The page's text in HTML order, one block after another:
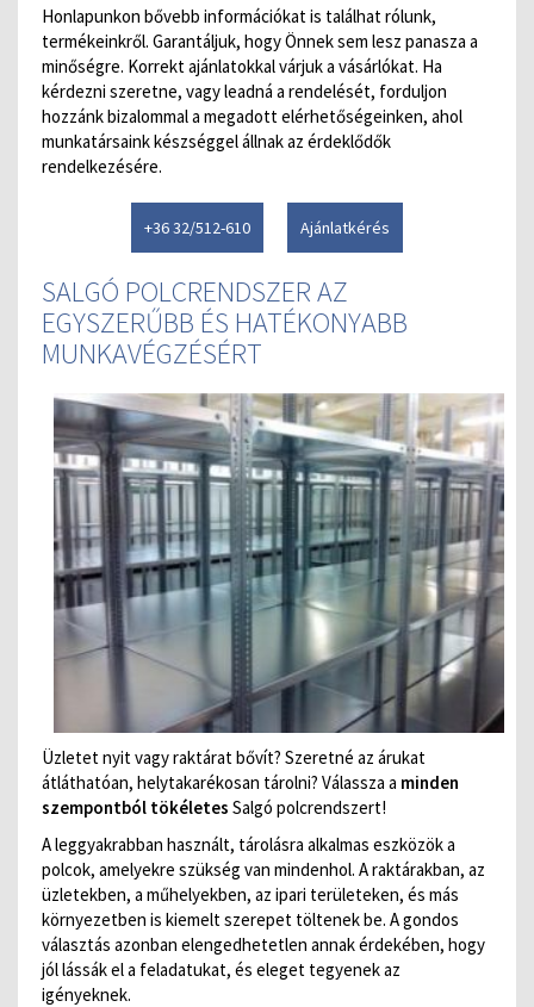
Honlapunkon bővebb információkat is találhat rólunk,
termékeinkről. Garantáljuk, hogy Önnek sem lesz panasza a
minőségre. Korrekt ajánlatokkal várjuk a vásárlókat. Ha
kérdezni szeretne, vagy leadná a rendelését, forduljon
hozzánk bizalommal a megadott elérhetőségeinken, ahol
munkatársaink készséggel állnak az érdeklődők
rendelkezésére.
+36 32/512-610 Ajánlatkérés
SALGÓ POLCRENDSZER AZ
EGYSZERŰBB ÉS HATÉKONYABB
MUNKAVÉGZÉSÉRT
Üzletet nyit vagy raktárat bővít? Szeretné az árukat
átláthatóan, helytakarékosan tárolni? Válassza a minden
szempontból tökéletes Salgó polcrendszert!
A leggyakrabban használt, tárolásra alkalmas eszközök a
polcok, amelyekre szükség van mindenhol. A raktárakban, az
üzletekben, a műhelyekben, az ipari területeken, és más
környezetben is kiemelt szerepet töltenek be. A gondos
választás azonban elengedhetetlen annak érdekében, hogy
jól lássák el a feladatukat, és eleget tegyenek az
igényeknek.